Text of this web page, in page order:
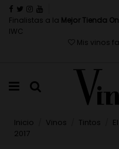
Finalistas a la Mejor Tienda
IWC
Mis vinos
Inicio Vinos Tintos
2017